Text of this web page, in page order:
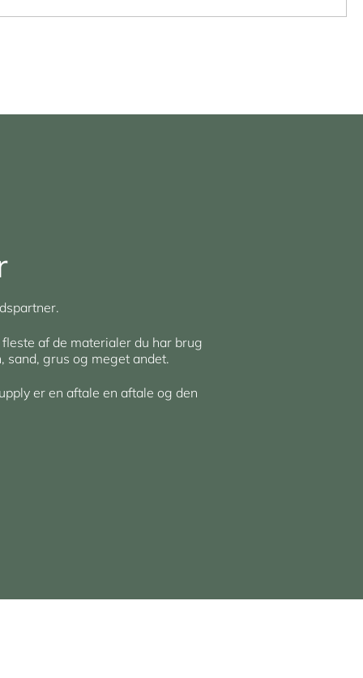
af de materialer du har brug
grus og meget andet.
er en aftale en aftale og den